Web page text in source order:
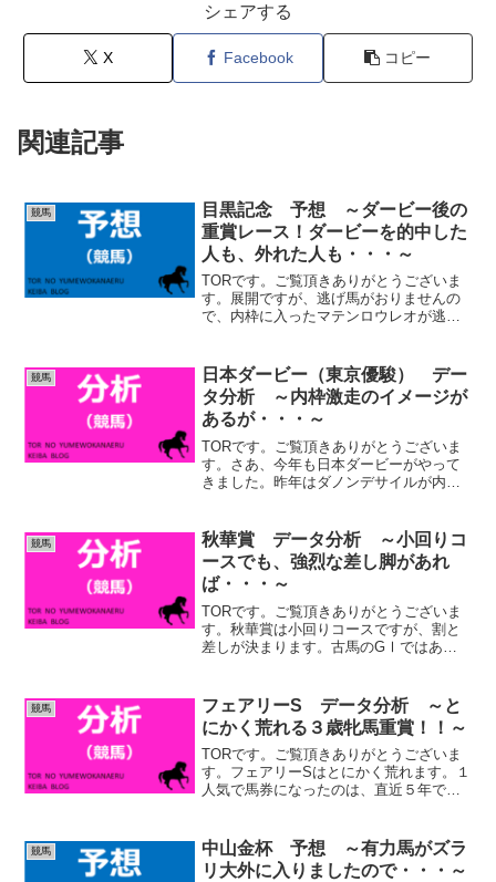
シェアする
X Facebook コピー
関連記事
競馬
目黒記念 予想 ～ダービー後の
重賞レース！ダービーを的中した
人も、外れた人も・・・～
TORです。ご覧頂きありがとうございま
す。展開ですが、逃げ馬がおりませんの
で、内枠に入ったマテンロウレオが逃げ
後方になりそうです。アドマイヤテラは
おそらく先行するのでは...
競馬
日本ダービー（東京優駿） デー
タ分析 ～内枠激走のイメージが
あるが・・・～
TORです。ご覧頂きありがとうございま
す。さあ、今年も日本ダービーがやって
きました。昨年はダノンデサイルが内を
バローズを思い出しましたね。それ以外
にも、2022年ア...
競馬
秋華賞 データ分析 ～小回りコ
ースでも、強烈な差し脚があれ
ば・・・～
TORです。ご覧頂きありがとうございま
す。秋華賞は小回りコースですが、割と
差しが決まります。古馬のGⅠではあり
問題なく差してくるというイメージで
す。人気薄の激走もありま...
競馬
フェアリーS データ分析 ～と
にかく荒れる３歳牝馬重賞！！～
TORです。ご覧頂きありがとうございま
す。フェアリーSはとにかく荒れます。１
人気で馬券になったのは、直近５年で一
は直結しておりません。牝馬らしい切れ
味のある馬という...
競馬
中山金杯 予想 ～有力馬がズラ
リ大外に入りましたので・・・～